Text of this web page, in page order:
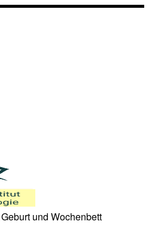
und Wochenbett